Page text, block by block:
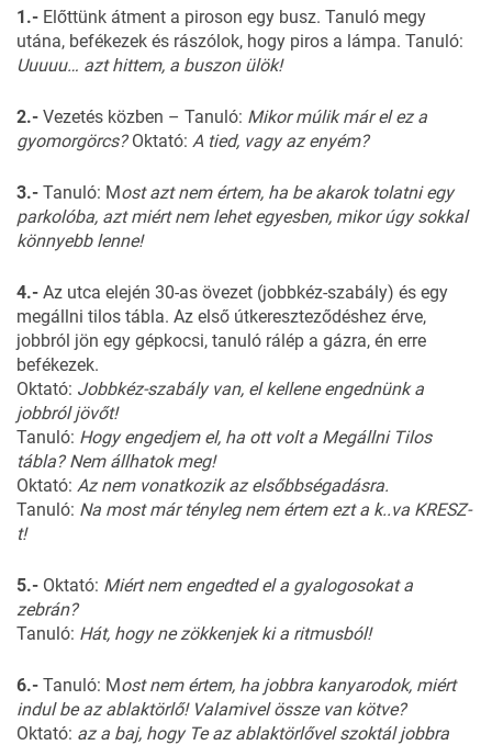
1.- Előttünk átment a piroson egy busz. Tanuló megy
utána, befékezek és rászólok, hogy piros a lámpa. Tanuló:
Uuuuu… azt hittem, a buszon ülök!
2.- Vezetés közben – Tanuló: Mikor múlik már el ez a
gyomorgörcs?Oktató: A tied, vagy az enyém?
3.- Tanuló: Most azt nem értem, ha be akarok tolatni egy
parkolóba, azt miért nem lehet egyesben, mikor úgy sokkal
könnyebb lenne!
4.- Az utca elején 30-as övezet (jobbkéz-szabály) és egy
megállni tilos tábla. Az első útkereszteződéshez érve,
jobbról jön egy gépkocsi, tanuló rálép a gázra, én erre
befékezek.
Oktató: Jobbkéz-szabály van, el kellene engednünk a
jobbról jövőt!
Tanuló: Hogy engedjem el, ha ott volt a Megállni Tilos
tábla? Nem állhatok meg!
Oktató: Az nem vonatkozik az elsőbbségadásra.
Tanuló: Na most már tényleg nem értem ezt a k..va KRESZ-
t!
5.- Oktató: Miért nem engedted el a gyalogosokat a
zebrán?
Tanuló: Hát, hogy ne zökkenjek ki a ritmusból!
6.- Tanuló: Most nem értem, ha jobbra kanyarodok, miért
indul be az ablaktörlő! Valamivel össze van kötve?
Oktató: az a baj, hogy Te az ablaktörlővel szoktál jobbra